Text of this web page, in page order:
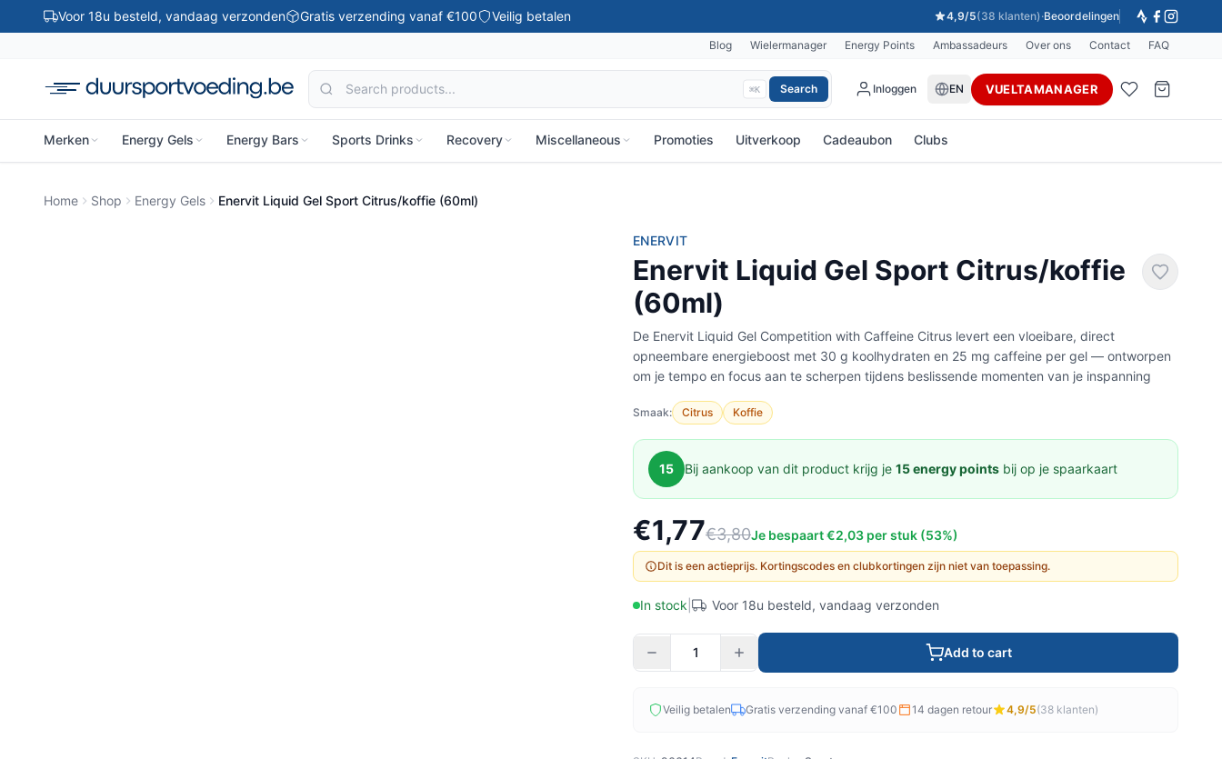
Ga naar inhoudVoor 18u besteld, vandaag verzonden Gratis verzending vanaf €100 Veilig betalen 4,9/5(38 klanten)·Beoordelingen
Blog Wielermanager Energy Points Ambassadeurs Over ons Contact FAQ
⌘K Search Inloggen EN VUELTAMANAGER
Merken Energy Gels Energy Bars Sports Drinks Recovery Miscellaneous Promoties Uitverkoop Cadeaubon Clubs
Home Shop Energy Gels Enervit Liquid Gel Sport Citrus/koffie (60ml)
ENERVIT
Enervit Liquid Gel Sport Citrus/koffie
(60ml)
De Enervit Liquid Gel Competition with Caffeine Citrus levert een vloeibare, direct
opneembare energieboost met 30 g koolhydraten en 25 mg caffeine per gel — ontworpen
om je tempo en focus aan te scherpen tijdens beslissende momenten van je inspanning
Smaak: Citrus Koffie
15 Bij aankoop van dit product krijg je 15 energy points bij op je spaarkaart
€1,77€3,80Je bespaart €2,03 per stuk (53%)
Dit is een actieprijs. Kortingscodes en clubkortingen zijn niet van toepassing.
In stock Voor 18u besteld, vandaag verzonden
Add to cart
Veilig betalen Gratis verzending vanaf €100 14 dagen retour 4,9/5(38 klanten)